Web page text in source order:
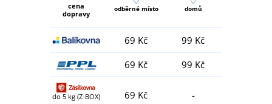
cena
dopravy
odběrné místo domů
69 Kč
99 Kč
69 Kč
99 Kč
do 5 kg (Z-BOX) 69 Kč -